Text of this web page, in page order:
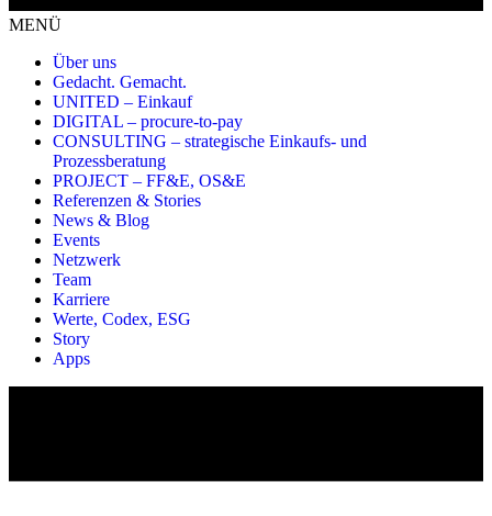
MENÜ
Über uns
Gedacht. Gemacht.
UNITED – Einkauf
DIGITAL – procure-to-pay
CONSULTING – strategische Einkaufs- und
Prozessberatung
PROJECT – FF&E, OS&E
Referenzen & Stories
News & Blog
Events
Netzwerk
Team
Karriere
Werte, Codex, ESG
Story
Apps